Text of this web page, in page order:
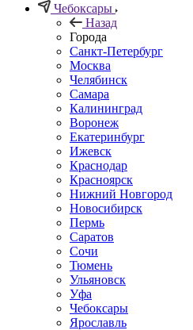
Чебоксары
Назад
Города
Санкт-Петербург
Москва
Челябинск
Самара
Калининград
Воронеж
Екатеринбург
Ижевск
Краснодар
Красноярск
Нижний Новгород
Новосибирск
Пермь
Саратов
Сочи
Тюмень
Ульяновск
Уфа
Чебоксары
Ярославль